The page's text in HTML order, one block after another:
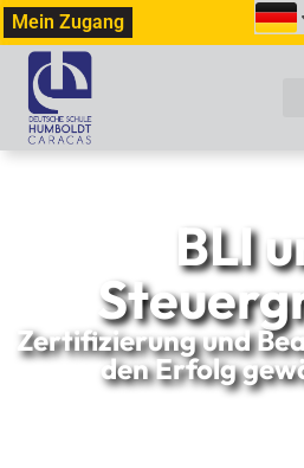
Mein Zugang
BLI
Zertifizierung und
den Erfolg